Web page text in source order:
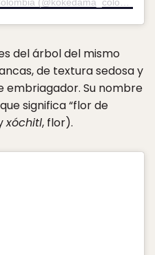
del árbol del mismo
de textura sedosa y
Su nombre
significa “flor de
xóchitl, flor).